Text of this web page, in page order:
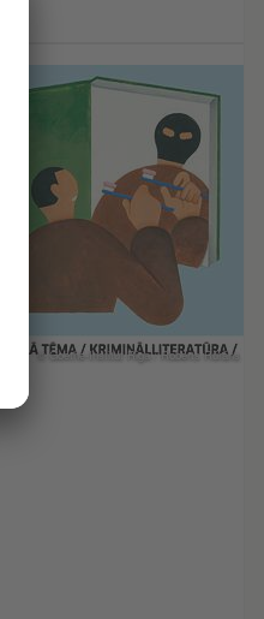
© Goethe-Institut Riga / Roberts Rūrāns